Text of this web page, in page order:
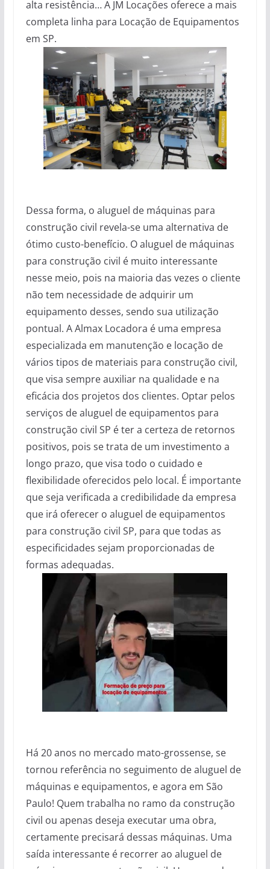
alta resistência… A JM Locações oferece a mais
completa linha para Locação de Equipamentos
em SP.
Dessa forma, o aluguel de máquinas para
construção civil revela-se uma alternativa de
ótimo custo-benefício. O aluguel de máquinas
para construção civil é muito interessante
nesse meio, pois na maioria das vezes o cliente
não tem necessidade de adquirir um
equipamento desses, sendo sua utilização
pontual. A Almax Locadora é uma empresa
especializada em manutenção e locação de
vários tipos de materiais para construção civil,
que visa sempre auxiliar na qualidade e na
eficácia dos projetos dos clientes. Optar pelos
serviços de aluguel de equipamentos para
construção civil SP é ter a certeza de retornos
positivos, pois se trata de um investimento a
longo prazo, que visa todo o cuidado e
flexibilidade oferecidos pelo local. É importante
que seja verificada a credibilidade da empresa
que irá oferecer o aluguel de equipamentos
para construção civil SP, para que todas as
especificidades sejam proporcionadas de
formas adequadas.
Há 20 anos no mercado mato-grossense, se
tornou referência no seguimento de aluguel de
máquinas e equipamentos, e agora em São
Paulo! Quem trabalha no ramo da construção
civil ou apenas deseja executar uma obra,
certamente precisará dessas máquinas. Uma
saída interessante é recorrer ao aluguel de